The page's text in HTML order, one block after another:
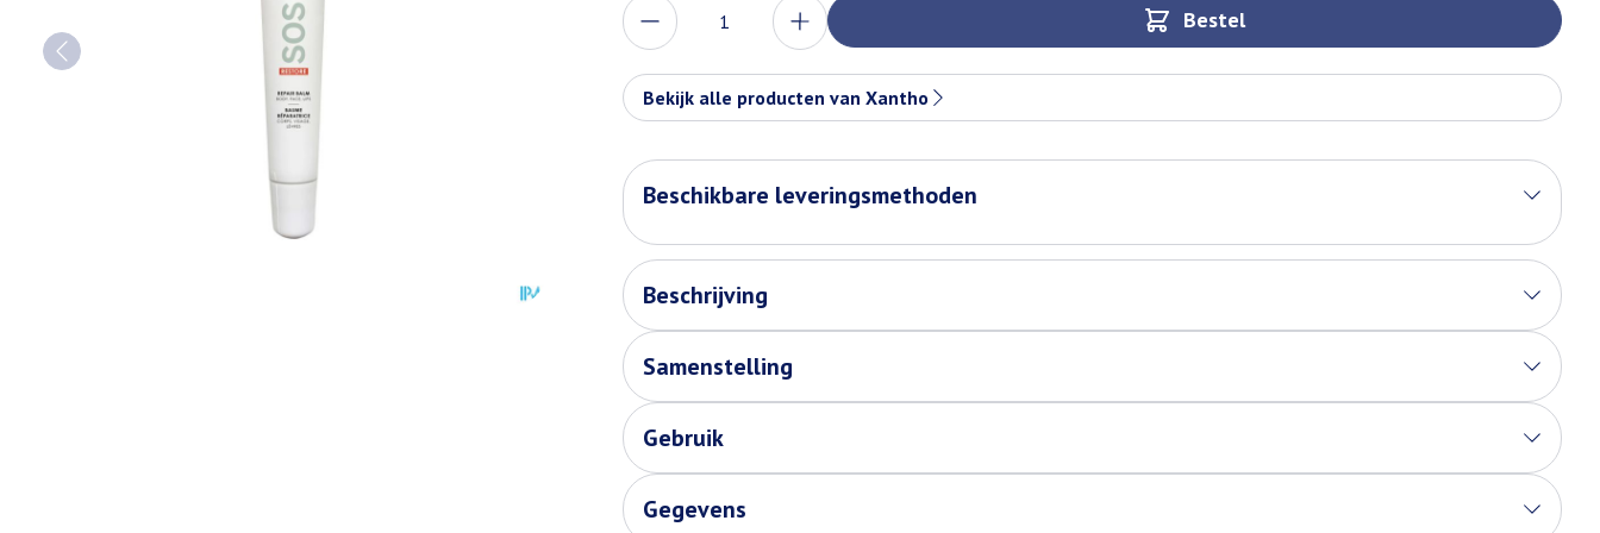
Aantal
Bestel
Bekijk alle producten van Xantho
Beschikbare leveringsmethoden
Beschrijving
Samenstelling
Gebruik
Gegevens